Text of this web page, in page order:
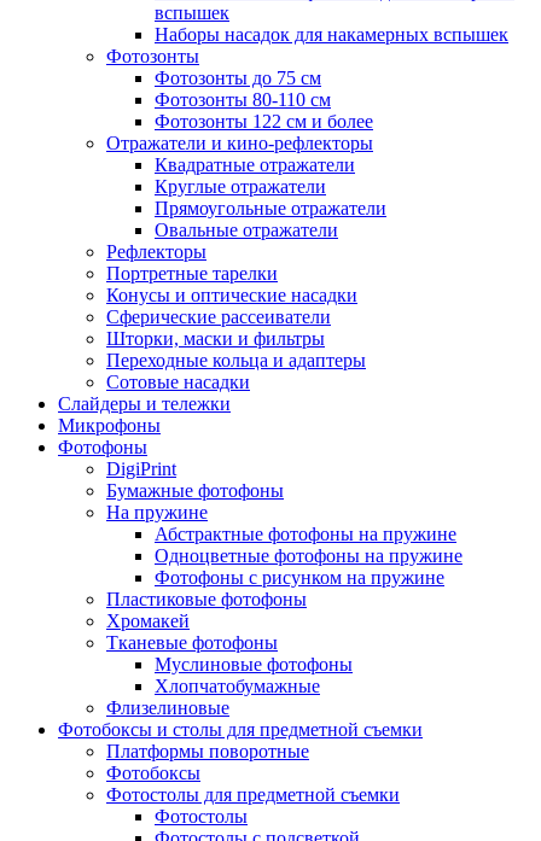
вспышек
Наборы насадок для накамерных вспышек
Фотозонты
Фотозонты до 75 см
Фотозонты 80-110 см
Фотозонты 122 см и более
Отражатели и кино-рефлекторы
Квадратные отражатели
Круглые отражатели
Прямоугольные отражатели
Овальные отражатели
Рефлекторы
Портретные тарелки
Конусы и оптические насадки
Сферические рассеиватели
Шторки, маски и фильтры
Переходные кольца и адаптеры
Сотовые насадки
Слайдеры и тележки
Микрофоны
Фотофоны
DigiPrint
Бумажные фотофоны
На пружине
Абстрактные фотофоны на пружине
Одноцветные фотофоны на пружине
Фотофоны с рисунком на пружине
Пластиковые фотофоны
Хромакей
Тканевые фотофоны
Муслиновые фотофоны
Хлопчатобумажные
Флизелиновые
Фотобоксы и столы для предметной съемки
Платформы поворотные
Фотобоксы
Фотостолы для предметной съемки
Фотостолы